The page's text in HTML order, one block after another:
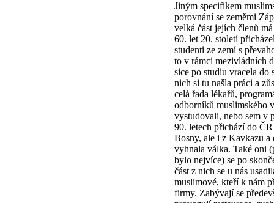
Jiným specifikem
porovnání se zeměmi
velká část jejích členů
60. let 20. století
studenti ze zemí s
to v rámci mezivládních
sice po studiu vracela do
nich si tu našla práci a
celá řada lékařů,
odborníků muslimského
vystudovali, nebo sem v
90. letech přichází do
Bosny, ale i z Kavkazu a
vyhnala válka. Také oni
bylo nejvíce) se po
část z nich se u nás
muslimové, kteří k nám
firmy. Zabývají se